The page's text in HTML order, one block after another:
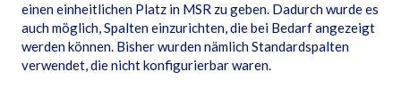
einen einheitlichen Platz in MSR zu geben. Dadurch wurde es
auch möglich, Spalten einzurichten, die bei Bedarf angezeigt
werden können. Bisher wurden nämlich Standardspalten
verwendet, die nicht konfigurierbar waren.